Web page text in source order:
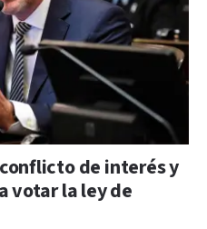
de interés y
votar la ley de